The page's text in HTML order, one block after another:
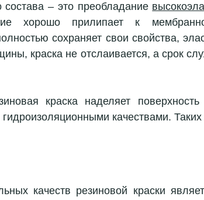
состава – это преобладание
хорошо прилипает к
сохраняет свои свойства,
краска не отслаивается, а срок
краска наделяет поверхность
качествами.
качеств резиновой краски